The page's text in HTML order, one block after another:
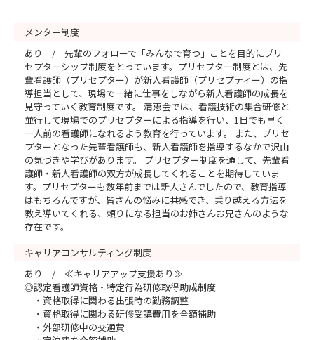
メンター制度
あり / 先輩のフォローで「みんなで育つ」ことを目的にプリ
セプターシップ制度をとっています。プリセプター制度とは、先
輩看護師（プリセプター）が新人看護師（プリセプティー）の指
導担当として、現場で一緒に仕事をしながら新人看護師の成長を
見守っていく教育制度です。 清恵会では、看護技術の集合研修と
並行して現場でのプリセプターによる指導を行い、1日でも早く
一人前の看護師になれるよう教育を行っています。 また、プリセ
プターとなった先輩看護師も、新人看護師を指導するなかで沢山
の気づきや学びがあります。 プリセプター制度を通して、先輩看
護師・新人看護師の双方が成長してくれることを期待していま
す。プリセプターも数年前までは新人さんでしたので、教育指導
はもちろんですが、皆さんの悩みに共感でき、乗り越える方法を
教え導いてくれる、頼りになる担当のお姉さんお兄さんのような
存在です。
キャリアコンサルティング制度
あり / ≪キャリアアップ支援あり≫
◎認定看護師資格・特定行為研修取得助成制度
・資格取得に関わる出張時の勤務調整
・資格取得に関わる研修受講費用を全額補助
・外部研修中の交通費